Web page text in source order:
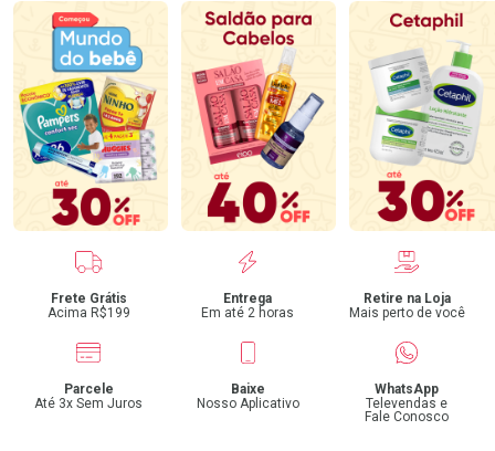
Benefícios
Frete Grátis
Acima R$199
Entrega
Em até 2 horas
Retire na Loja
Mais perto de você
Parcele
Até 3x Sem Juros
Baixe
Nosso Aplicativo
WhatsApp
Televendas e
Fale Conosco